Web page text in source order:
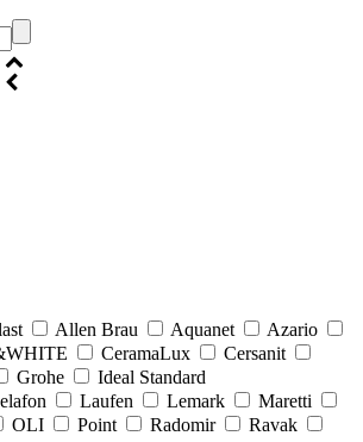
Allen Brau Aquanet
Azario
CeramaLux
Cersanit
Grohe
Ideal Standard
Laufen Lemark
Maretti
OLI Point Radomir
Ravak